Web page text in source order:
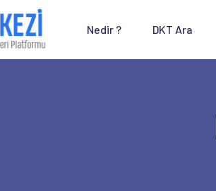
Nedir ? DKT Ara